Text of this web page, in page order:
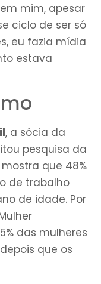
mim, apesar
ciclo de ser só
eu fazia mídia
estava
, a sócia da
pesquisa da
que 48%
de trabalho
de idade. Por
das mulheres
que os